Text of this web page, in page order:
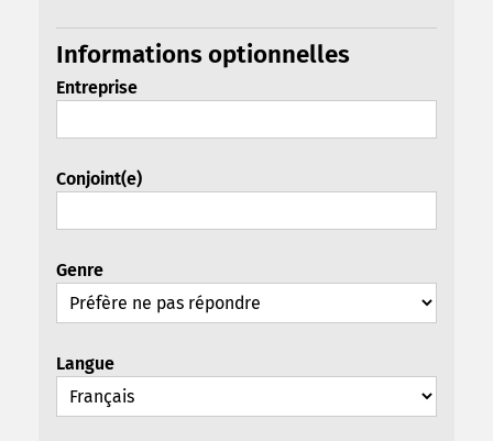
Informations optionnelles
Entreprise
Conjoint(e)
Genre
Langue